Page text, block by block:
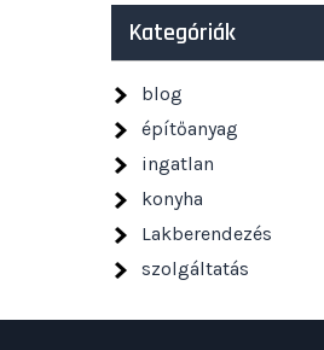
Kategóriák
blog
építőanyag
ingatlan
konyha
Lakberendezés
szolgáltatás